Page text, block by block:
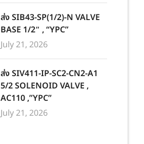
ส่ง SIB43-SP(1/2)-N VALVE
BASE 1/2″ , “YPC”
July 21, 2026
ส่ง SIV411-IP-SC2-CN2-A1
5/2 SOLENOID VALVE ,
AC110 ,”YPC”
July 21, 2026